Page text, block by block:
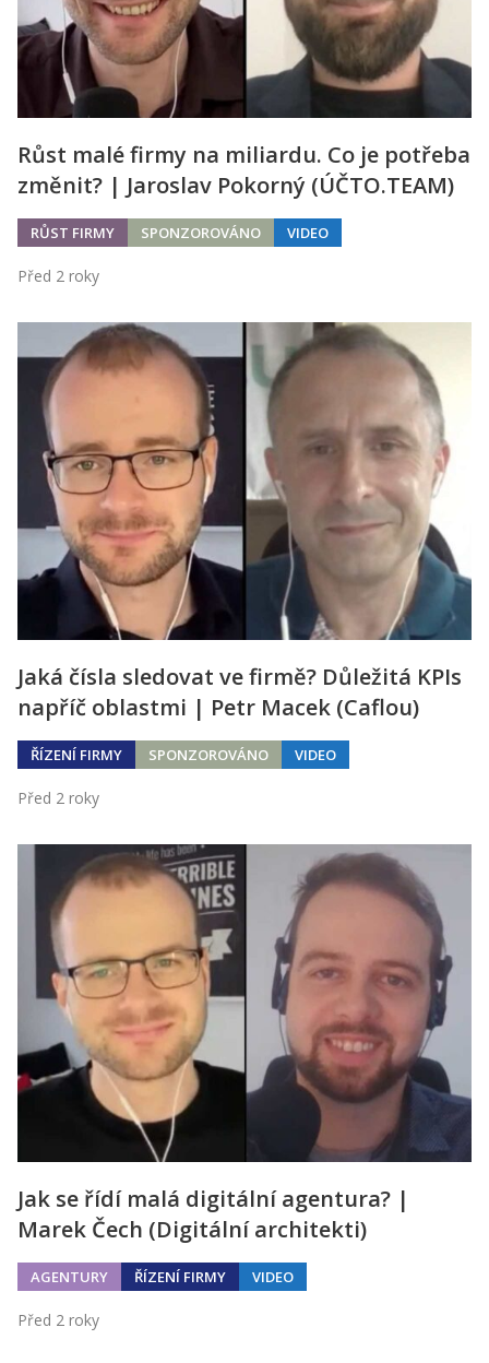
Růst malé firmy na miliardu. Co je potřeba
změnit? | Jaroslav Pokorný (ÚČTO.TEAM)
RŮST FIRMY SPONZOROVÁNO VIDEO
Před 2 roky
Jaká čísla sledovat ve firmě? Důležitá KPIs
napříč oblastmi | Petr Macek (Caflou)
ŘÍZENÍ FIRMY SPONZOROVÁNO VIDEO
Před 2 roky
Jak se řídí malá digitální agentura? |
Marek Čech (Digitální architekti)
AGENTURY ŘÍZENÍ FIRMY VIDEO
Před 2 roky